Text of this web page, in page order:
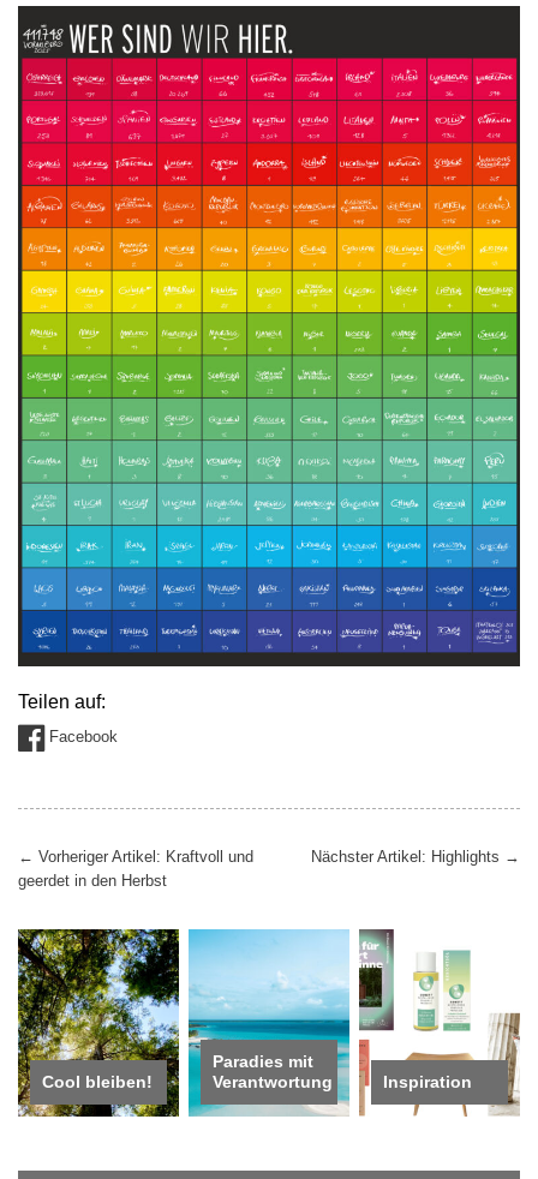
Teilen auf:
Facebook
← Vorheriger Artikel: Kraftvoll und
geerdet in den Herbst
Nächster Artikel: Highlights →
Cool bleiben!
Paradies mit
Verantwortung
Inspiration